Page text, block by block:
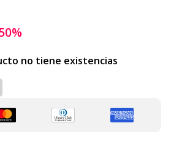
no tiene existencias